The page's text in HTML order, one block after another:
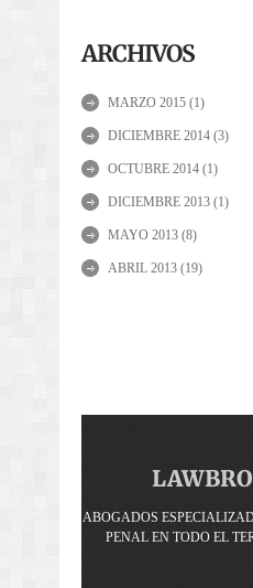
ARCHIVOS
MARZO 2015 (1)
DICIEMBRE 2014 (3)
OCTUBRE 2014 (1)
DICIEMBRE 2013 (1)
MAYO 2013 (8)
ABRIL 2013 (19)
ABOGADOS
PENAL EN TODO EL